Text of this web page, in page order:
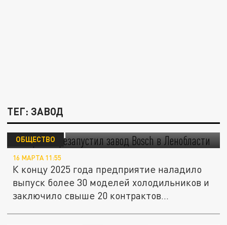
ТЕГ: ЗАВОД
"Газпром" перезапустил завод Bosch в
Ленобласти
ОБЩЕСТВО
16 МАРТА 11:55
К концу 2025 года предприятие наладило
выпуск более 30 моделей холодильников и
заключило свыше 20 контрактов...